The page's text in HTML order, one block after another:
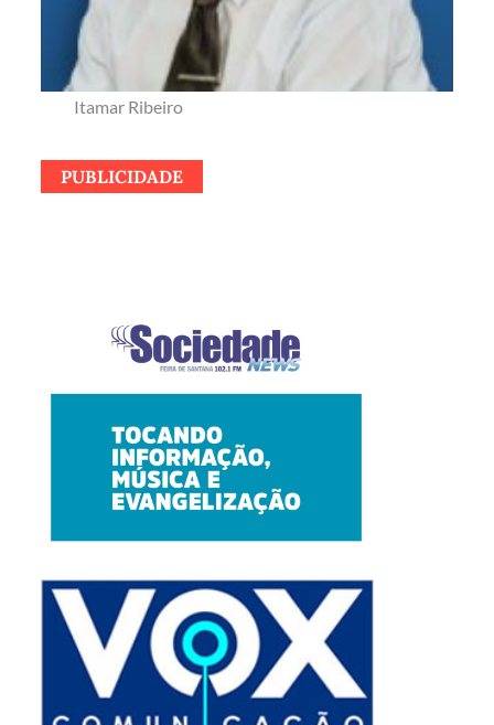
Itamar Ribeiro
PUBLICIDADE